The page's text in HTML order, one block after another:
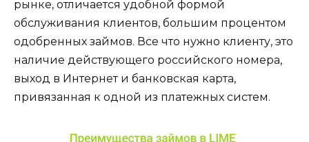
рынке, отличается удобной формой
обслуживания клиентов, большим процентом
одобренных займов. Все что нужно клиенту, это
наличие действующего российского номера,
выход в Интернет и банковская карта,
привязанная к одной из платежных систем.